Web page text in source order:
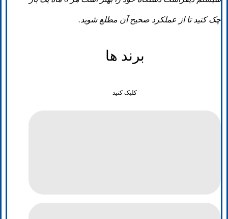
چک کنید تا از عملکرد صحیح آن مطلع شوید.
برند ها
کلیک کنید